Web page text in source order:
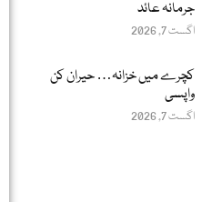
جرمانہ عائد
اگست 7, 2026
کچرے میں خزانہ… حیران کن
واپسی
اگست 7, 2026